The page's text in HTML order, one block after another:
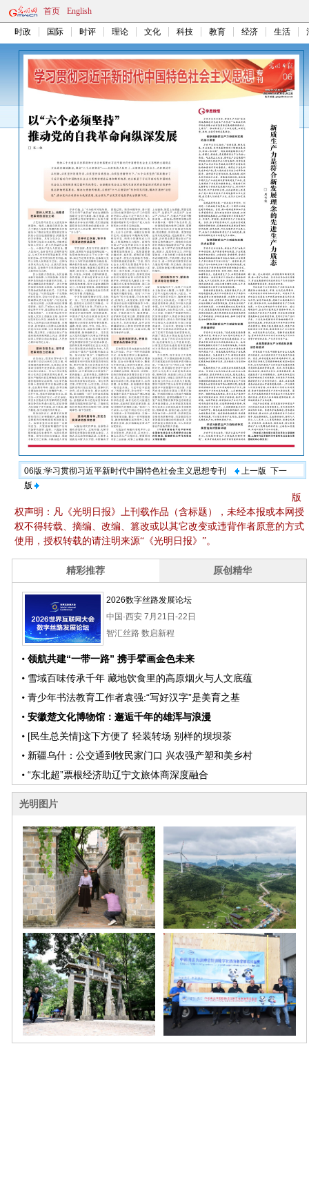
首页 English
时政 国际 时评 理论 文化 科技 教育 经济 生活
06版:学习贯彻习近平新时代中国特色社会主义思想专刊 上一版 下一
版
版
权声明：凡《光明日报》上刊载作品（含标题），未经本报或本网授
权不得转载、摘编、改编、篡改或以其它改变或违背作者原意的方式
使用，授权转载的请注明来源“《光明日报》”。